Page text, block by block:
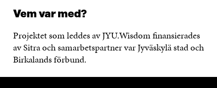
Vem var med?
Projektet som leddes av JYU.Wisdom finansierades
av Sitra och samarbetspartner var Jyväskylä stad och
Birkalands förbund.